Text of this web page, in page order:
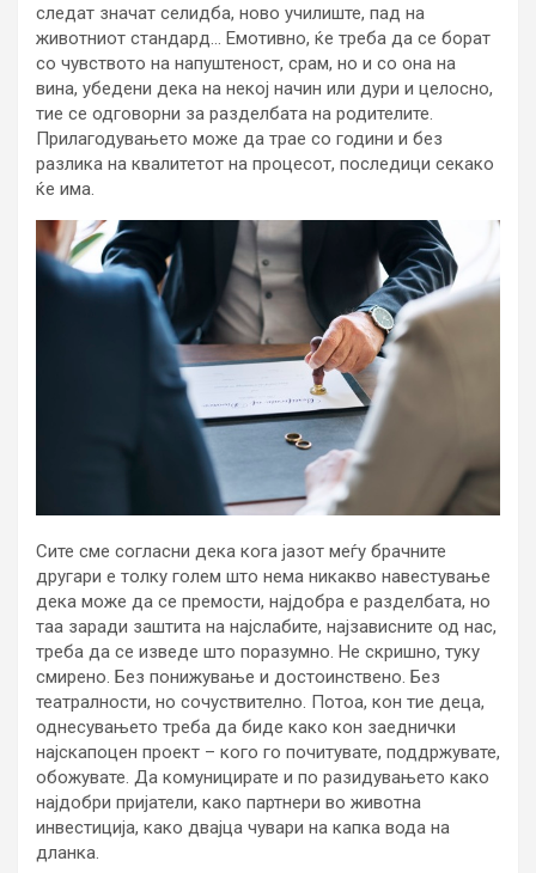
следат значат селидба, ново училиште, пад на
животниот стандард… Емотивно, ќе треба да се борат
со чувството на напуштеност, срам, но и со она на
вина, убедени дека на некој начин или дури и целосно,
тие се одговорни за разделбата на родителите.
Прилагодувањето може да трае со години и без
разлика на квалитетот на процесот, последици секако
ќе има.
Сите сме согласни дека кога јазот меѓу брачните
другари е толку голем што нема никакво навестување
дека може да се премости, најдобра е разделбата, но
таа заради заштита на најслабите, најзависните од нас,
треба да се изведе што поразумно. Не скришно, туку
смирено. Без понижување и достоинствено. Без
театралности, но сочуствително. Потоа, кон тие деца,
однесувањето треба да биде како кон заеднички
најскапоцен проект – кого го почитувате, поддржувате,
обожувате. Да комуницирате и по разидувањето како
најдобри пријатели, како партнери во животна
инвестиција, како двајца чувари на капка вода на
дланка.